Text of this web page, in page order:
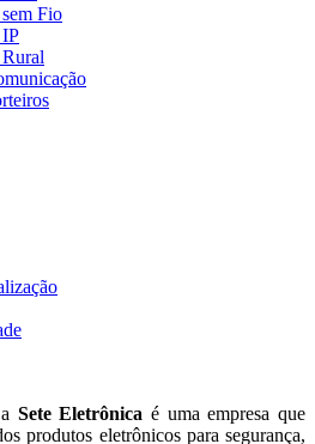
Fio
Sete Eletrônica é uma empresa que
produtos eletrônicos para segurança,